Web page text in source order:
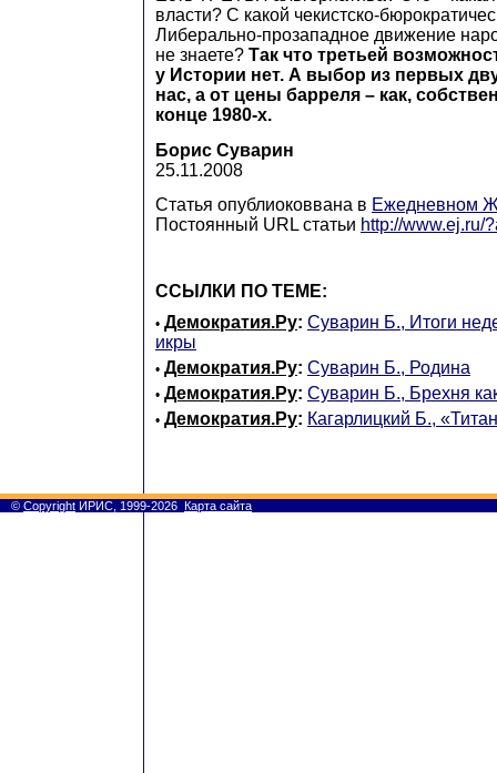
власти? С какой чекистско-
Либерально-прозападное движение
не знаете? Так что третьей
у Истории нет. А выбор из первых
нас, а от цены барреля – как,
конце 1980-х.
Борис Суварин
25.11.2008
Статья опублиоковвана в Ежедневном
Постоянный URL статьи http://www.ej.ru/
ССЫЛКИ ПО ТЕМЕ:
• Демократия.Ру: Суварин Б., Итоги
икры
• Демократия.Ру: Суварин Б., Родина
• Демократия.Ру: Суварин Б., Брехня
• Демократия.Ру: Кагарлицкий Б.,
© Copyright ИРИС, 1999-2026 Карта сайта